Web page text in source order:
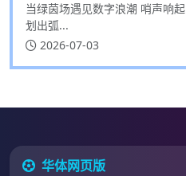
当绿茵场遇见数字浪潮 哨声响
划出弧...
2026-07-03
华体网页版